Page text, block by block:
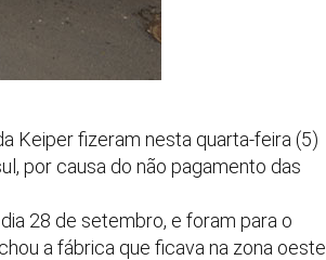
Keiper fizeram nesta quarta-feira (5)
por causa do não pagamento das
28 de setembro, e foram para o
a fábrica que ficava na zona oeste